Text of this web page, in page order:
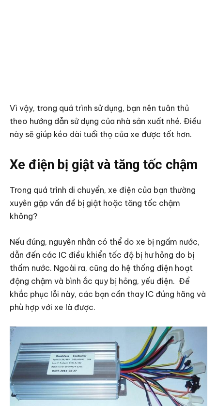
Vì vậy, trong quá trình sử dụng, bạn nên tuân thủ
theo hướng dẫn sử dụng của nhà sản xuất nhé. Điều
này sẽ giúp kéo dài tuổi thọ của xe được tốt hơn.
Xe điện bị giật và tăng tốc chậm
Trong quá trình di chuyển, xe điện của bạn thường
xuyên gặp vấn đề bị giật hoặc tăng tốc chậm
không?
Nếu đúng, nguyên nhân có thể do xe bị ngấm nước,
dẫn đến các IC điều khiển tốc độ bị hư hỏng do bị
thấm nước. Ngoài ra, cũng do hệ thống điện hoạt
động chậm và bình ắc quy bị hỏng, yếu điện. Để
khắc phục lỗi này, các bạn cần thay IC đúng hãng và
phù hợp với xe là được.